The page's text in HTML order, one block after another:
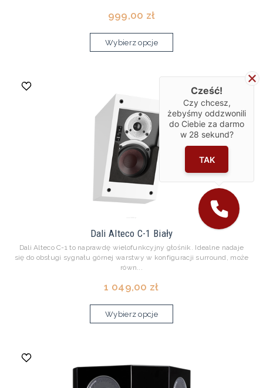
999,00 zł
Wybierz opcje
Dali Alteco C-1 Biały
Dali Alteco C-1 to naprawdę wielofunkcyjny głośnik. Idealne nadaje
się do obsługi sygnału górnej warstwy w konfiguracji surround, może
równ...
1 049,00 zł
Wybierz opcje
Cześć!
Czy chcesz,
żebyśmy oddzwonili
do Ciebie za darmo
w 28 sekund?
TAK